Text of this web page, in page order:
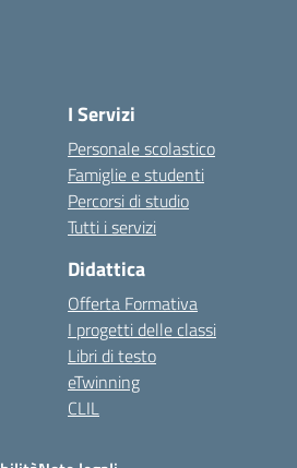
I Servizi
Personale scolastico
Famiglie e studenti
Percorsi di studio
Tutti i servizi
Didattica
Offerta Formativa
I progetti delle classi
Libri di testo
eTwinning
CLIL